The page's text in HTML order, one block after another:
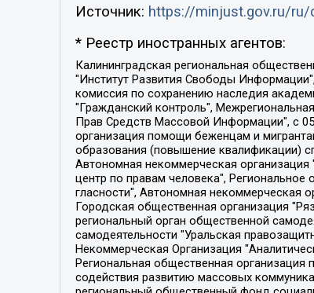
Источник: https://minjust.gov.ru/
* Реестр иностранных агентов:
Калининградская региональная общественная организация "Экозащита!-Женсовет", Фонд содействия защите прав и свобод граждан "Общественный вердикт", Фонд "Институт Развития Свободы Информации", Частное учреждение "Информационное агентство МЕМО. РУ", Региональная общественная организация "Общественная комиссия по сохранению наследия академика Сахарова", Фонд поддержки свободы прессы, Санкт-Петербургская общественная правозащитная организация "Гражданский контроль", Межрегиональная общественная организация "Информационно-просветительский центр "Мемориал", Региональный Фонд "Центр Защиты Прав Средств Массовой Информации", с 05.12.2023 Фонд "Центр Защиты Прав Средств массовой информации", Региональная общественная благотворительная организация помощи беженцам и мигрантам "Гражданское содействие", Негосударственное образовательное учреждение дополнительного профессионального образования (повышение квалификации) специалистов "АКАДЕМИЯ ПО ПРАВАМ ЧЕЛОВЕКА", Свердловская региональная общественная организация "Сутяжник", Автономная некоммерческая организация "Центр независимых социологических исследований", Союз общественных объединений "Российский исследовательский центр по правам человека", Региональное общественное учреждение научно-информационный центр "МЕМОРИАЛ", Некоммерческая организация "Фонд защиты гласности", Автономная некоммерческая организация "Институт прав человека", Городская общественная организация "Екатеринбургское общество "МЕМОРИАЛ", Городская общественная организация "Рязанское историко-просветительское и правозащитное общество "Мемориал" (Рязанский Мемориал), Челябинский региональный орган общественной самодеятельности – женское общественное объединение "Женщины Евразии", Челябинский региональный орган общественной самодеятельности "Уральская правозащитная группа", Фонд содействия защите здоровья и социальной справедливости имени Андрея Рылькова, Автономная Некоммерческая Организация "Аналитический Центр Юрия Левады", Автономная некоммерческая организация социальной поддержки населения "Проект Апрель", Региональная общественная организация помощи женщинам и детям, находящимся в кризисной ситуации "Информационно-методический центр "Анна", Фонд содействия развитию массовых коммуникаций и правовому просвещению "Так-так-Так", Фонд содействия устойчивому развитию "Серебряная тайга", Свердловский региональный общественный фонд социальных проектов "Новое время", "Idel.Реалии", Кавказ.Реалии, Крым.Реалии, Телеканал Настоящее Время, Татаро-башкирская